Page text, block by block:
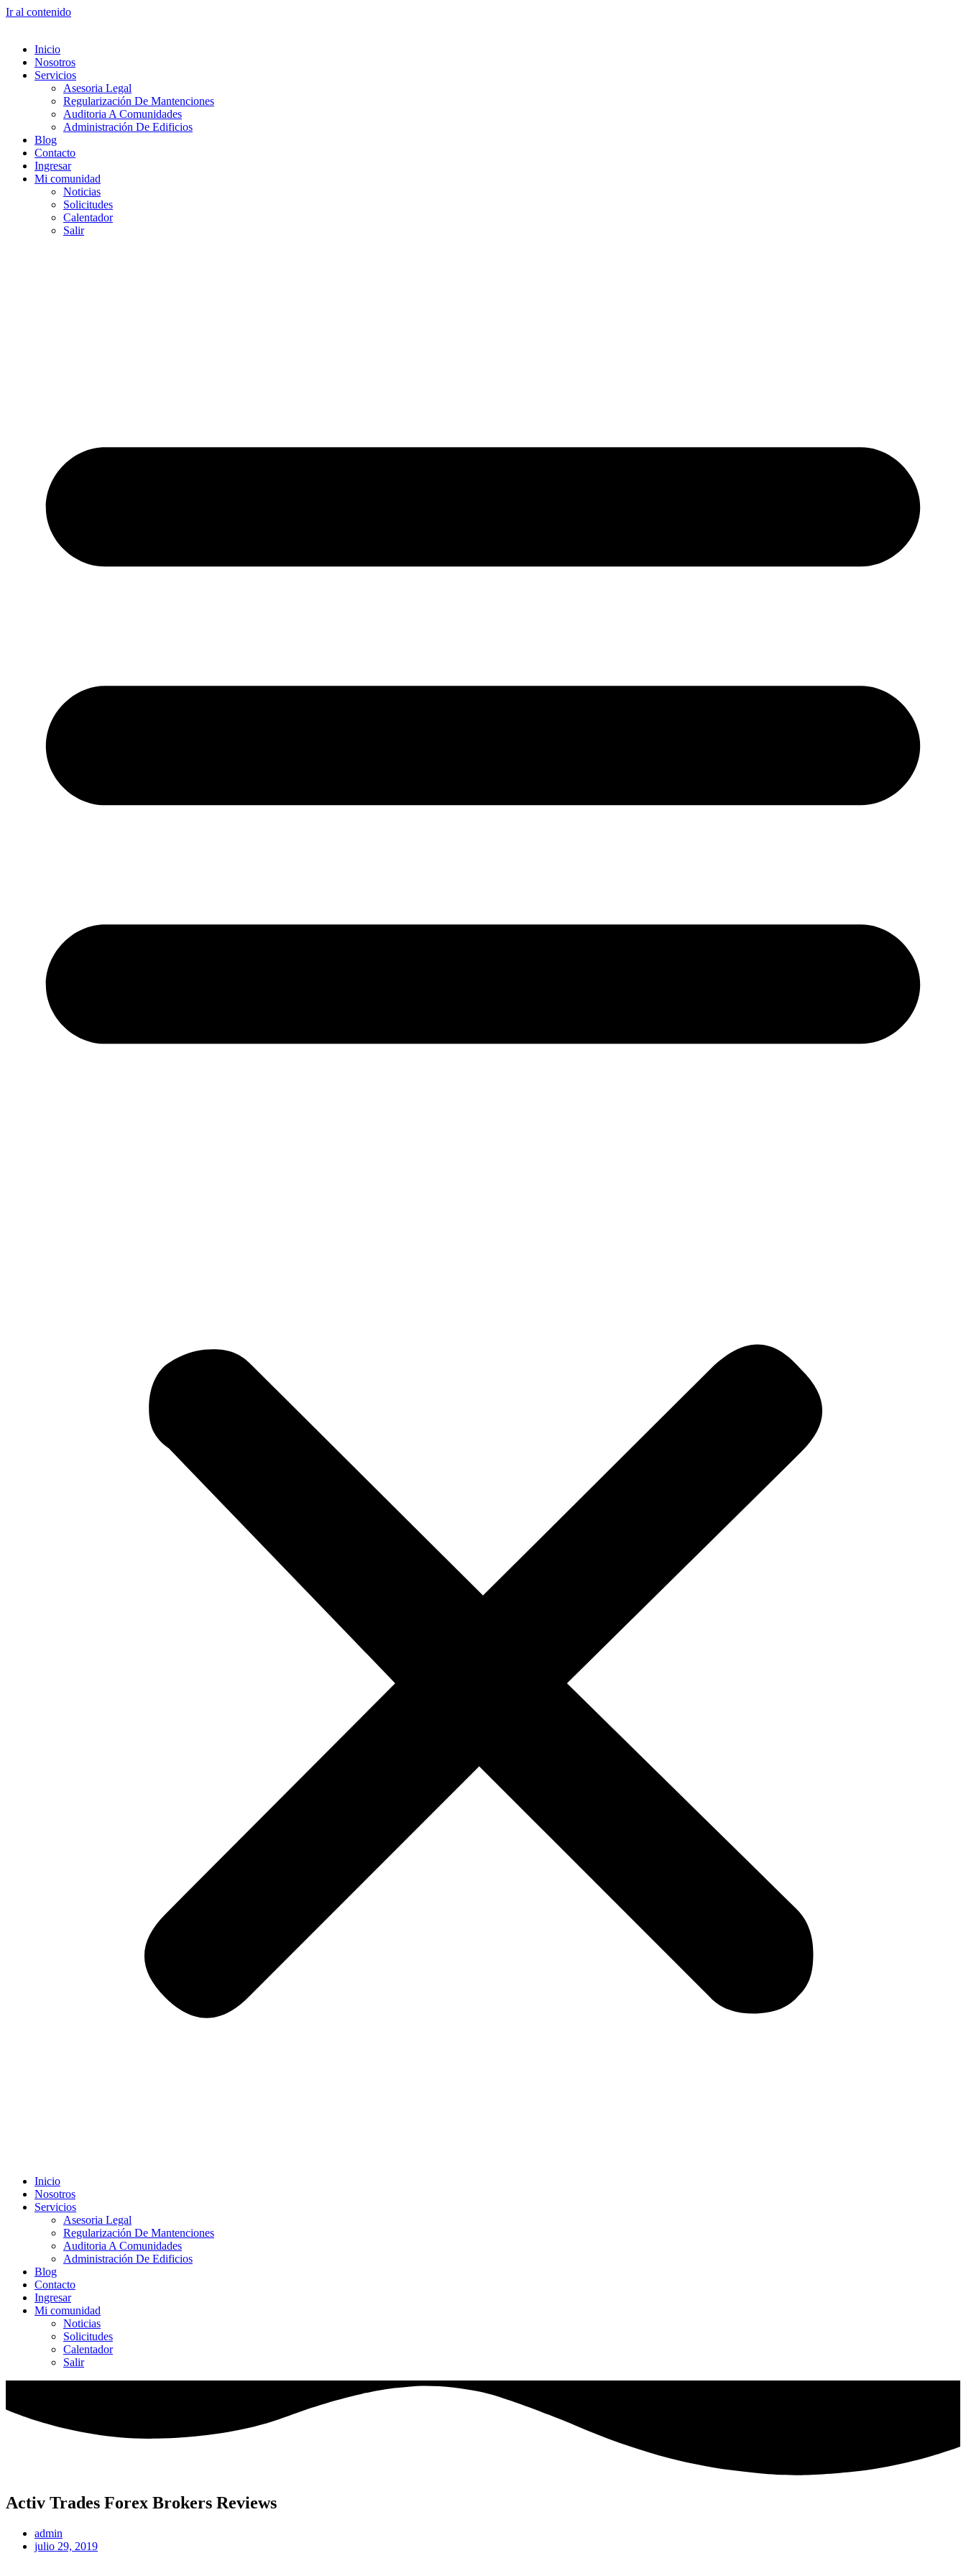
Ir al contenido
Inicio
Nosotros
Servicios
Asesoria Legal
Regularización De Mantenciones
Auditoria A Comunidades
Administración De Edificios
Blog
Contacto
Ingresar
Mi comunidad
Noticias
Solicitudes
Calentador
Salir
Inicio
Nosotros
Servicios
Asesoria Legal
Regularización De Mantenciones
Auditoria A Comunidades
Administración De Edificios
Blog
Contacto
Ingresar
Mi comunidad
Noticias
Solicitudes
Calentador
Salir
Activ Trades Forex Brokers Reviews
admin
julio 29, 2019